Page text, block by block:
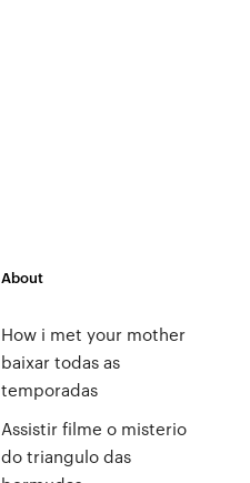
About
How i met your mother
baixar todas as
temporadas
Assistir filme o misterio
do triangulo das